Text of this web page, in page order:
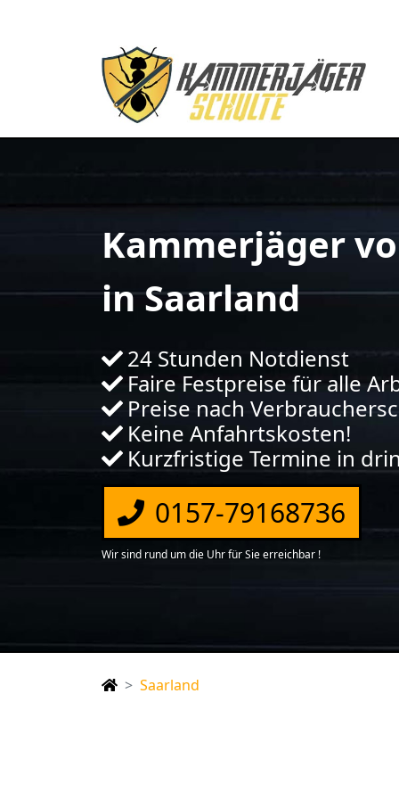
Kammerjäger
in Saarland
24 Stunden Notdienst
Faire Festpreise für alle
Preise nach
Keine Anfahrtskosten!
Kurzfristige Termine in
0157-79168736
Wir sind rund um die Uhr für Sie erreichbar !
Saarland